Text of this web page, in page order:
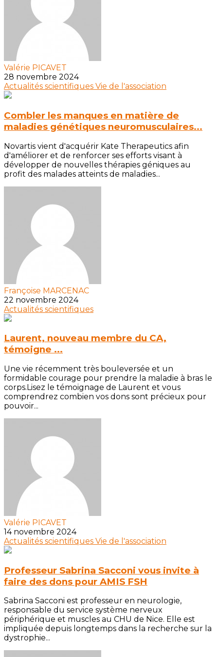
Valérie PICAVET
28 novembre 2024
Actualités scientifiques Vie de l'association
Combler les manques en matière de
maladies génétiques neuromusculaires...
Novartis vient d'acquérir Kate Therapeutics afin
d'améliorer et de renforcer ses efforts visant à
développer de nouvelles thérapies géniques au
profit des malades atteints de maladies...
Françoise MARCENAC
22 novembre 2024
Actualités scientifiques
Laurent, nouveau membre du CA,
témoigne ...
Une vie récemment très bouleversée et un
formidable courage pour prendre la maladie à bras le
corps.Lisez le témoignage de Laurent et vous
comprendrez combien vos dons sont précieux pour
pouvoir...
Valérie PICAVET
14 novembre 2024
Actualités scientifiques Vie de l'association
Professeur Sabrina Sacconi vous invite à
faire des dons pour AMIS FSH
Sabrina Sacconi est professeur en neurologie,
responsable du service système nerveux
périphérique et muscles au CHU de Nice. Elle est
impliquée depuis longtemps dans la recherche sur la
dystrophie...